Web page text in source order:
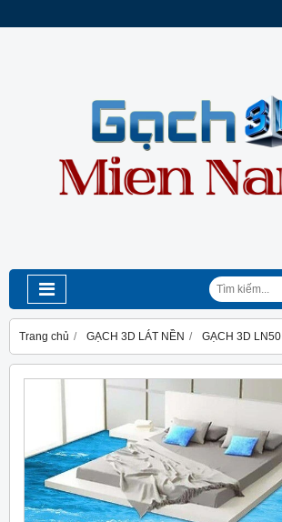
Trang chủ GẠCH 3D LÁT NỀN GẠCH 3D LN50